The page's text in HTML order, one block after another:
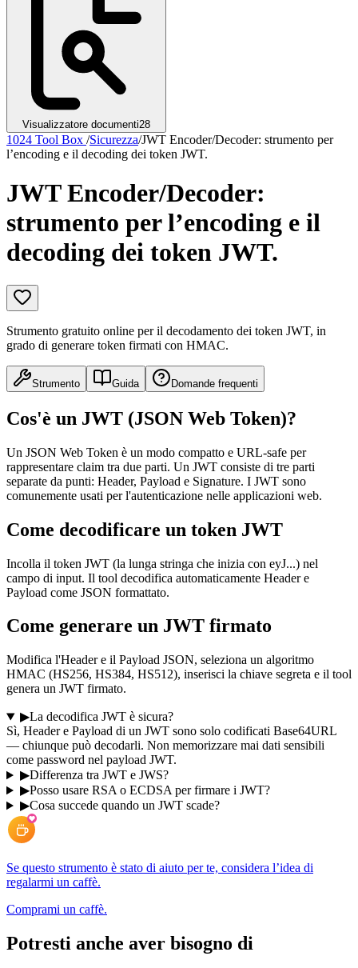
Visualizzatore documenti28
1024 Tool Box /Sicurezza/JWT Encoder/Decoder: strumento per
l’encoding e il decoding dei token JWT.
JWT Encoder/Decoder:
strumento per l’encoding e il
decoding dei token JWT.
Strumento gratuito online per il decodamento dei token JWT, in
grado di generare token firmati con HMAC.
Strumento Guida Domande frequenti
Cos'è un JWT (JSON Web Token)?
Un JSON Web Token è un modo compatto e URL-safe per
rappresentare claim tra due parti. Un JWT consiste di tre parti
separate da punti: Header, Payload e Signature. I JWT sono
comunemente usati per l'autenticazione nelle applicazioni web.
Come decodificare un token JWT
Incolla il token JWT (la lunga stringa che inizia con eyJ...) nel
campo di input. Il tool decodifica automaticamente Header e
Payload come JSON formattato.
Come generare un JWT firmato
Modifica l'Header e il Payload JSON, seleziona un algoritmo
HMAC (HS256, HS384, HS512), inserisci la chiave segreta e il tool
genera un JWT firmato.
▶La decodifica JWT è sicura?
Sì, Header e Payload di un JWT sono solo codificati Base64URL
— chiunque può decodarli. Non memorizzare mai dati sensibili
come password nel payload JWT.
▶Differenza tra JWT e JWS?
▶Posso usare RSA o ECDSA per firmare i JWT?
▶Cosa succede quando un JWT scade?
Se questo strumento è stato di aiuto per te, considera l’idea di
regalarmi un caffè.
Comprami un caffè.
Potresti anche aver bisogno di